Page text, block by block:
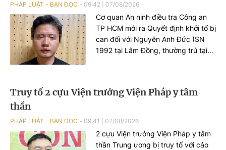
PHÁP LUẬT - BẠN ĐỌC 09:42 07/08/2026
Cơ quan An ninh điều tra Công an
TP HCM mới ra Quyết định khởi tố bị
can đối với Nguyễn Anh Đức (SN
1992 tại Lâm Đồng, thường trú tại
luật Hình sự năm 2015.
Truy tố 2 cựu Viện trưởng Viện Pháp y tâm
thần
PHÁP LUẬT - BẠN ĐỌC 09:41 07/08/2026
2 cựu Viện trưởng Viện Pháp y tâm
thần Trung ương bị truy tố với cáo